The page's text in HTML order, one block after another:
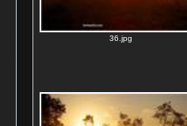
36.jpg